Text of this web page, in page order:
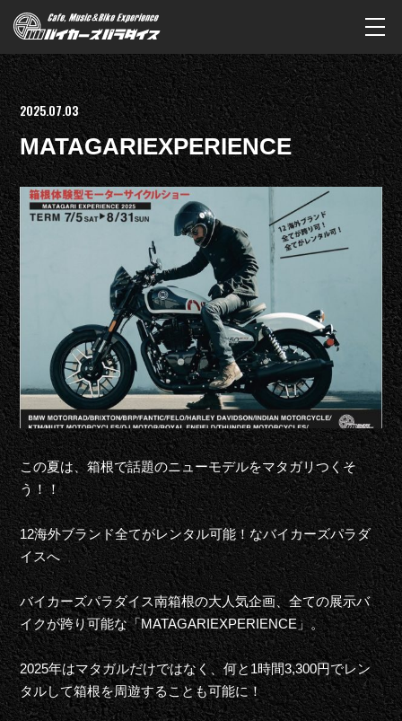
2025.07.03
MATAGARIEXPERIENCE
この夏は、箱根で話題のニューモデルをマタガリつくそ
う！！
12海外ブランド全てがレンタル可能！なバイカーズパラダ
イスへ
バイカーズパラダイス南箱根の大人気企画、全ての展示バ
イクが跨り可能な「MATAGARIEXPERIENCE」。
2025年はマタガルだけではなく、何と1時間3,300円でレン
タルして箱根を周遊することも可能に！